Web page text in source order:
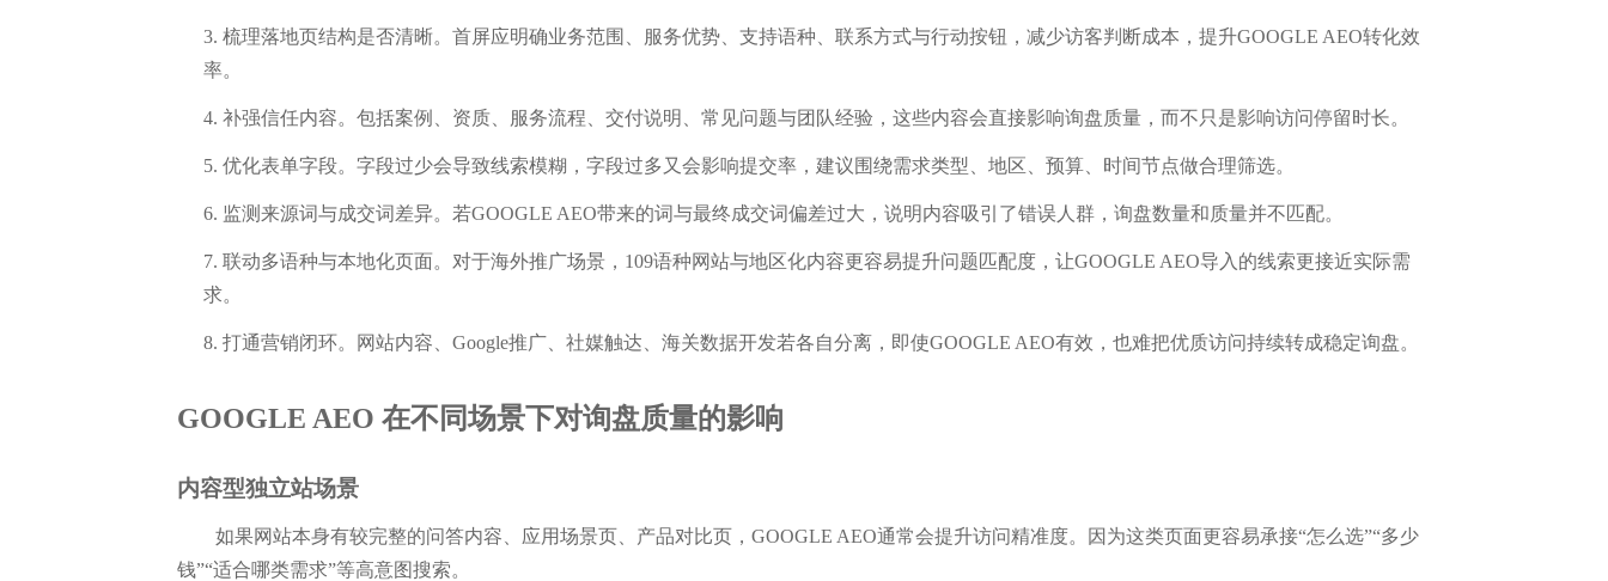
梳理落地页结构是否清晰。首屏应明确业务范围、服务优势、支持语种、联系方式与行动按钮，减少访客判断成本，提升GOOGLE AEO转化效
率。
补强信任内容。包括案例、资质、服务流程、交付说明、常见问题与团队经验，这些内容会直接影响询盘质量，而不只是影响访问停留时长。
优化表单字段。字段过少会导致线索模糊，字段过多又会影响提交率，建议围绕需求类型、地区、预算、时间节点做合理筛选。
监测来源词与成交词差异。若GOOGLE AEO带来的词与最终成交词偏差过大，说明内容吸引了错误人群，询盘数量和质量并不匹配。
联动多语种与本地化页面。对于海外推广场景，109语种网站与地区化内容更容易提升问题匹配度，让GOOGLE AEO导入的线索更接近实际需
求。
打通营销闭环。网站内容、Google推广、社媒触达、海关数据开发若各自分离，即使GOOGLE AEO有效，也难把优质访问持续转成稳定询盘。
GOOGLE AEO 在不同场景下对询盘质量的影响
内容型独立站场景
如果网站本身有较完整的问答内容、应用场景页、产品对比页，GOOGLE AEO通常会提升访问精准度。因为这类页面更容易承接“怎么选”“多少
钱”“适合哪类需求”等高意图搜索。